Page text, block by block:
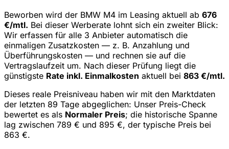
Beworben wird der BMW M4 im Leasing aktuell ab 676
€/mtl. Bei dieser Werberate lohnt sich ein zweiter Blick:
Wir erfassen für alle 3 Anbieter automatisch die
einmaligen Zusatzkosten — z. B. Anzahlung und
Überführungskosten — und rechnen sie auf die
Vertragslaufzeit um. Nach dieser Prüfung liegt die
günstigste Rate inkl. Einmalkosten aktuell bei 863 €/mtl.
Dieses reale Preisniveau haben wir mit den Marktdaten
der letzten 89 Tage abgeglichen: Unser Preis-Check
bewertet es als Normaler Preis; die historische Spanne
lag zwischen 789 € und 895 €, der typische Preis bei
863 €.